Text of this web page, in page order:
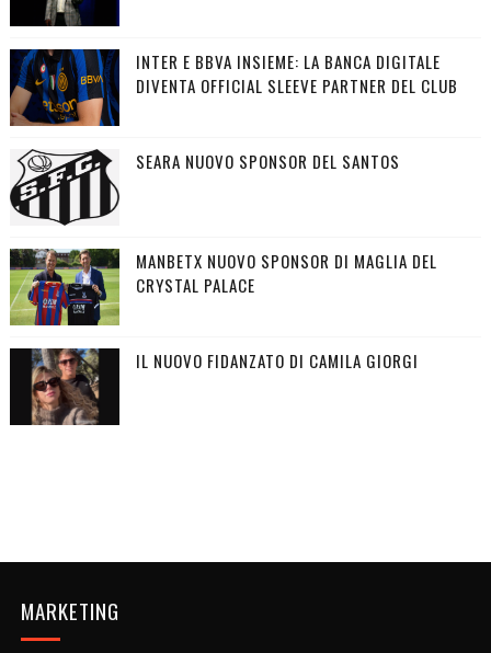
INTER E BBVA INSIEME: LA BANCA DIGITALE
DIVENTA OFFICIAL SLEEVE PARTNER DEL CLUB
SEARA NUOVO SPONSOR DEL SANTOS
MANBETX NUOVO SPONSOR DI MAGLIA DEL
CRYSTAL PALACE
IL NUOVO FIDANZATO DI CAMILA GIORGI
MARKETING